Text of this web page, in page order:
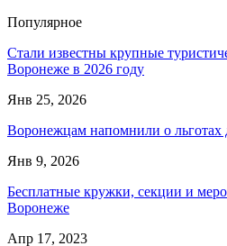
Популярное
Стали известны крупные
Воронеже в 2026 году
Янв 25, 2026
Воронежцам напомнили о льготах
Янв 9, 2026
Бесплатные кружки, секции и
Воронеже
Апр 17, 2023